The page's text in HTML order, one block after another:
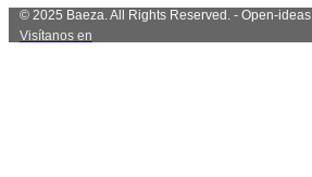
© 2025 Baeza. All Rights Reserved. - Open-ideas
Visítanos en